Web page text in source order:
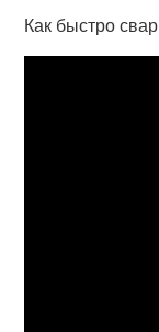
Как быстро